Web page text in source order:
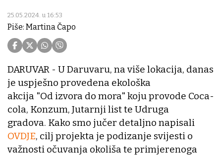
25.05.2024. u 16:53
Piše: Martina Čapo
DARUVAR - U Daruvaru, na više lokacija, danas
je uspješno provedena ekološka
akcija "Od izvora do mora" koju provode Coca-
cola, Konzum, Jutarnji list te Udruga
gradova. Kako smo jučer detaljno napisali
OVDJE, cilj projekta je podizanje svijesti o
važnosti očuvanja okoliša te primjerenoga